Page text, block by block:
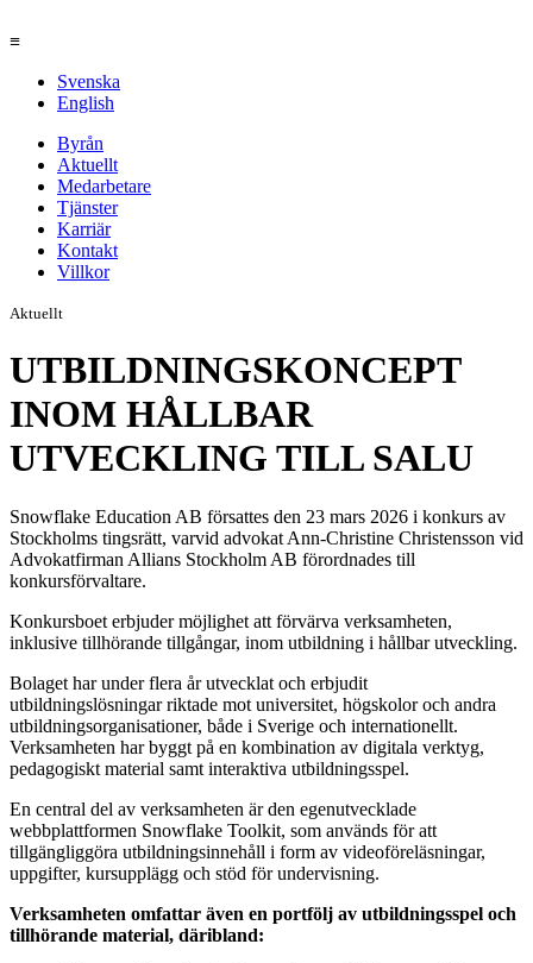
≡
Svenska
English
Byrån
Aktuellt
Medarbetare
Tjänster
Karriär
Kontakt
Villkor
Aktuellt
UTBILDNINGSKONCEPT
INOM HÅLLBAR
UTVECKLING TILL SALU
Snowflake Education AB försattes den 23 mars 2026 i konkurs av
Stockholms tingsrätt, varvid advokat Ann-Christine Christensson vid
Advokatfirman Allians Stockholm AB förordnades till
konkursförvaltare.
Konkursboet erbjuder möjlighet att förvärva verksamheten,
inklusive tillhörande tillgångar, inom utbildning i hållbar utveckling.
Bolaget har under flera år utvecklat och erbjudit
utbildningslösningar riktade mot universitet, högskolor och andra
utbildningsorganisationer, både i Sverige och internationellt.
Verksamheten har byggt på en kombination av digitala verktyg,
pedagogiskt material samt interaktiva utbildningsspel.
En central del av verksamheten är den egenutvecklade
webbplattformen Snowflake Toolkit, som används för att
tillgängliggöra utbildningsinnehåll i form av videoföreläsningar,
uppgifter, kursupplägg och stöd för undervisning.
Verksamheten omfattar även en portfölj av utbildningsspel och
tillhörande material, däribland: